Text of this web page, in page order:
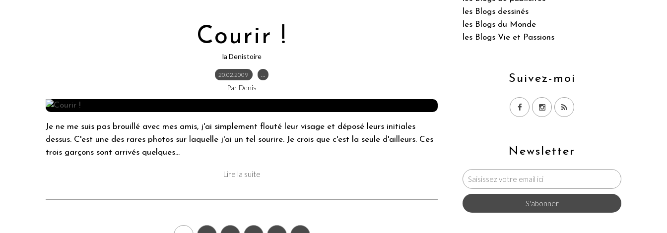
Courir !
la Denistoire
20.02.2009 …
Par Denis
Je ne me suis pas brouillé avec mes amis, j'ai simplement flouté leur visage et déposé leurs initiales
dessus. C'est une des rares photos sur laquelle j'ai un tel sourire. Je crois que c'est la seule d'ailleurs. Ces
trois garçons sont arrivés quelques...
Lire la suite
Newsletter
les Blogs dessinés
les Blogs du Monde
les Blogs Vie et Passions
Suivez-moi